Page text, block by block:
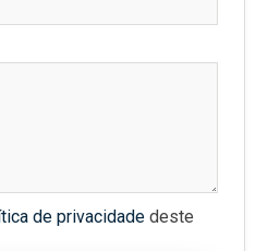
de privacidade deste